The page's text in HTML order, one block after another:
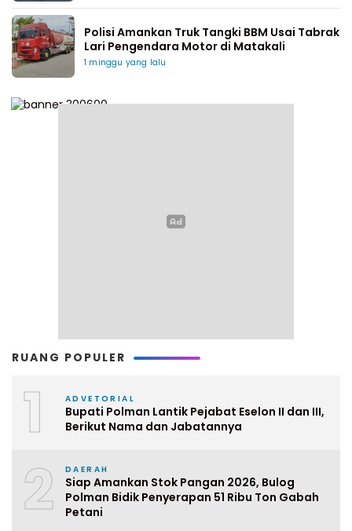
Polisi Amankan Truk Tangki BBM Usai Tabrak
Lari Pengendara Motor di Matakali
1 minggu yang lalu
RUANG POPULER
1 ADVETORIAL
Bupati Polman Lantik Pejabat Eselon II dan III,
Berikut Nama dan Jabatannya
2 DAERAH
Siap Amankan Stok Pangan 2026, Bulog
Polman Bidik Penyerapan 51 Ribu Ton Gabah
Petani